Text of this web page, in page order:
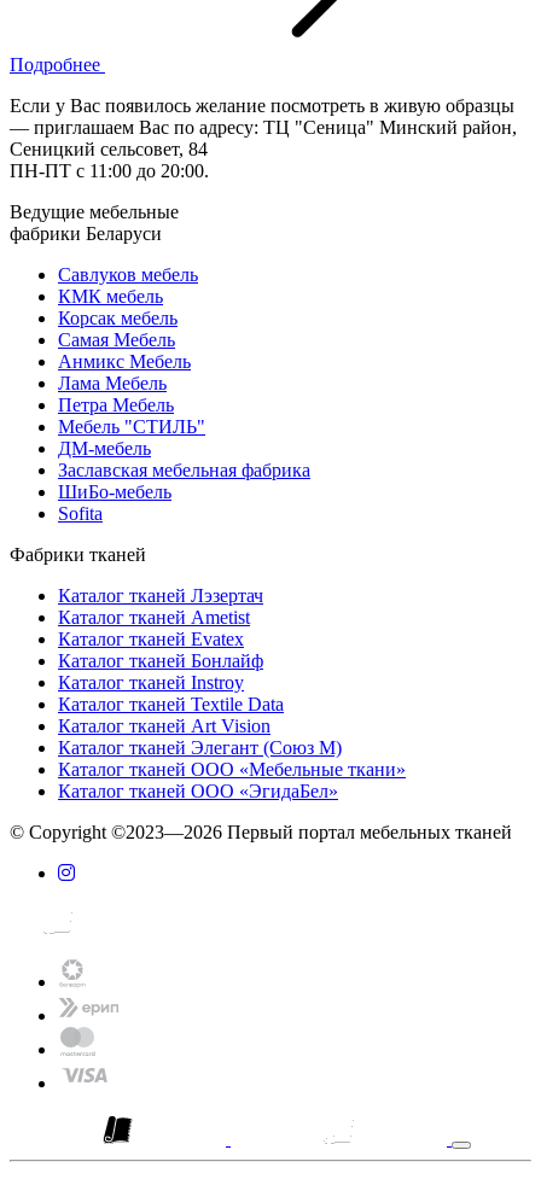
Подробнее
Если у Вас появилось желание посмотреть в живую образцы
— приглашаем Вас по адресу: ТЦ "Сеница" Минский район,
Сеницкий сельсовет, 84
ПН-ПТ с 11:00 до 20:00.
Ведущие мебельные
фабрики Беларуси
Савлуков мебель
КМК мебель
Корсак мебель
Самая Мебель
Анмикс Мебель
Лама Мебель
Петра Мебель
Мебель "СТИЛЬ"
ДМ-мебель
Заславская мебельная фабрика
ШиБо-мебель
Sofita
Фабрики тканей
Каталог тканей Лэзертач
Каталог тканей Ametist
Каталог тканей Evatex
Каталог тканей Бонлайф
Каталог тканей Instroy
Каталог тканей Textile Data
Каталог тканей Art Vision
Каталог тканей Элегант (Союз М)
Каталог тканей ООО «Мебельные ткани»
Каталог тканей ООО «ЭгидаБел»
© Copyright ©2023—2026 Первый портал мебельных тканей